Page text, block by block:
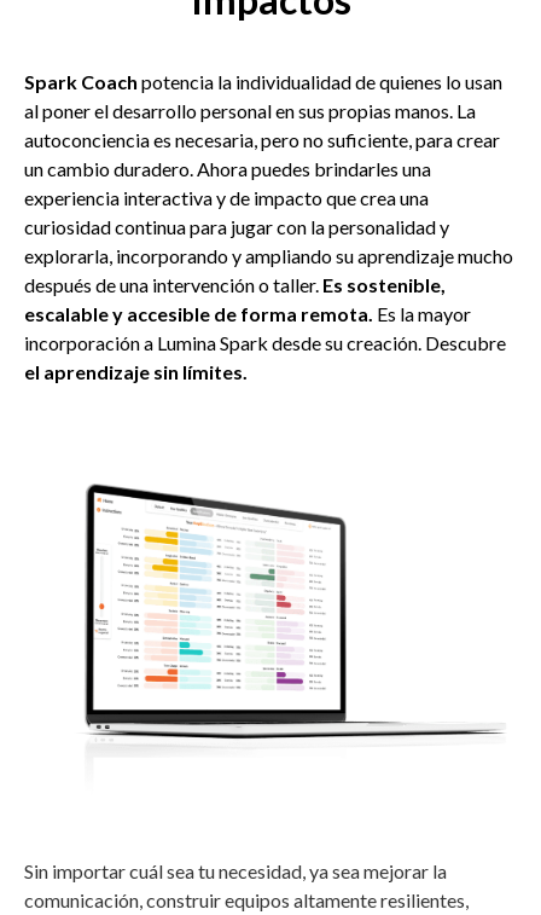
Spark Coach potencia la individualidad de quienes lo usan
al poner el desarrollo personal en sus propias manos. La
autoconciencia es necesaria, pero no suficiente, para crear
un cambio duradero. Ahora puedes brindarles una
experiencia interactiva y de impacto que crea una
curiosidad continua para jugar con la personalidad y
explorarla, incorporando y ampliando su aprendizaje mucho
después de una intervención o taller. Es sostenible,
escalable y accesible de forma remota. Es la mayor
incorporación a Lumina Spark desde su creación. Descubre
el aprendizaje sin límites.
Sin importar cuál sea tu necesidad, ya sea mejorar la
comunicación, construir equipos altamente resilientes,